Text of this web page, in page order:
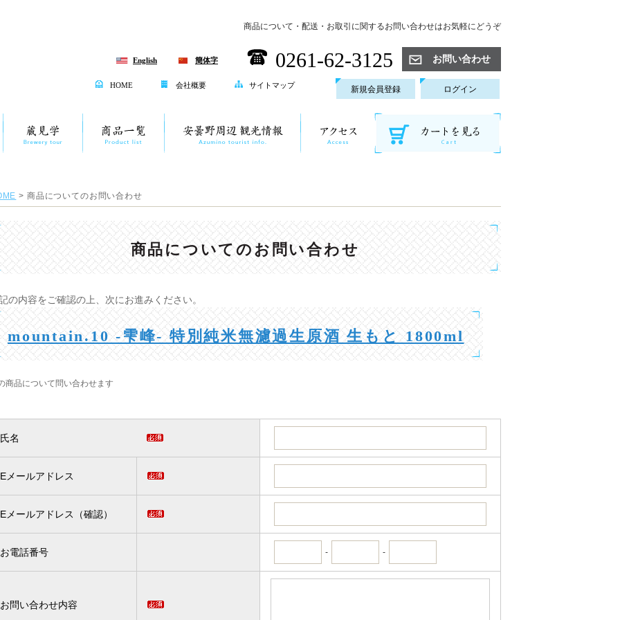
商品について・配送・お取引に関するお問い合わせはお気軽にどうぞ
English 簡体字 0261-62-3125 お問い合わせ
HOME 会社概要 サイトマップ 新規会員登録 ログイン
> 商品についてのお問い合わせ
商品についてのお問い合わせ
の内容をご確認の上、次にお進みください。
mountain.10 -雫峰- 特別純米無濾過生原酒 生もと 1800ml
商品について問い合わせます
氏名
Eメールアドレス
Eメールアドレス（確認）
お電話番号 - -
お問い合わせ内容